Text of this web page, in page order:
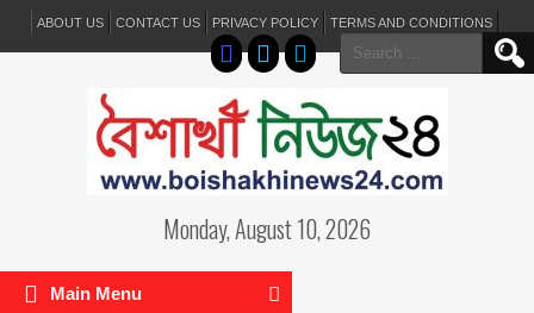
ABOUT US CONTACT US PRIVACY POLICY TERMS AND CONDITIONS
Search
for:
Monday, August 10, 2026
Main Menu